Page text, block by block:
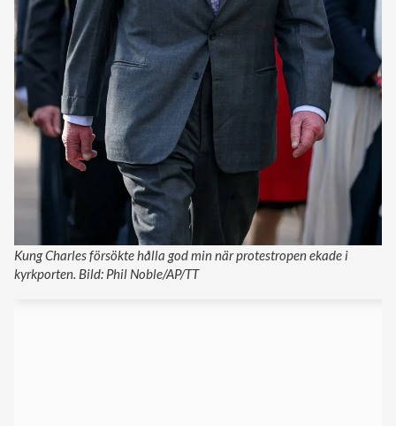
Kung Charles försökte hålla god min när protestropen ekade i
kyrkporten. Bild: Phil Noble/AP/TT